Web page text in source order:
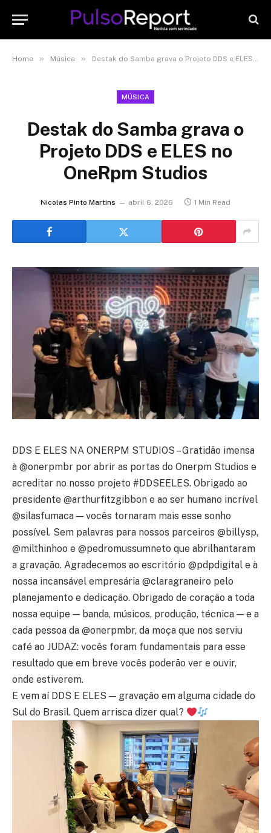
Home » Música » Destak do Samba grava o Projeto DDS e ELES no OneRpm Studios
MÚSICA
Destak do Samba grava o
Projeto DDS e ELES no
OneRpm Studios
Nicolas Pinto Martins abril 6, 2026 1 Min Read
DDS E ELES NA ONERPM STUDIOS – Gratidão imensa
à @onerpmbr por abrir as portas do Onerpm Studios e
acreditar no nosso projeto #DDSEELES. Obrigado ao
presidente @arthurfitzgibbon e ao ser humano incrível
@silasfumaca — vocês tornaram mais esse sonho
possível. Sem palavras para nossos parceiros @billysp,
@milthinhoo e @pedromussumneto que abrilhantaram
a gravação. Agradecemos ao escritório @pdpdigital e à
nossa incansável empresária @claragraneiro pelo
planejamento e dedicação. Obrigado de coração a toda
nossa equipe — banda, músicos, produção, técnica — e a
cada pessoa da @onerpmbr, da moça que nos serviu
café ao JUDAZ: vocês foram fundamentais para esse
resultado que em breve vocês poderão ver e ouvir,
onde estiverem.
E vem aí DDS E ELES — gravação em alguma cidade do
Sul do Brasil. Quem arrisca dizer qual?